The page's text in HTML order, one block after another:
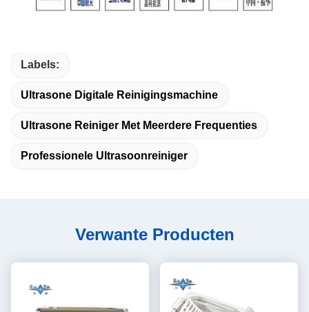
Labels:
Ultrasone Digitale Reinigingsmachine
Ultrasone Reiniger Met Meerdere Frequenties
Professionele Ultrasoonreiniger
Verwante Producten